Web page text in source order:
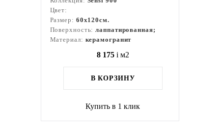
Цвет:
Размер: 60x120см.
Поверхность:лаппатированная;
Материал: керамогранит
8 175 i м2
В КОРЗИНУ
Купить в 1 клик